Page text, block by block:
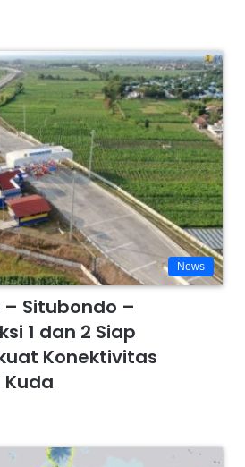
News
– Situbondo –
1 dan 2 Siap
Konektivitas